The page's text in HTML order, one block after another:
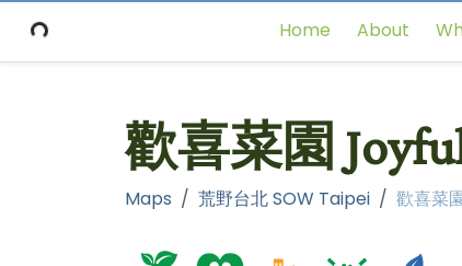
Home About
歡喜菜園
Maps 荒野台北 SOW Taipei 歡喜菜